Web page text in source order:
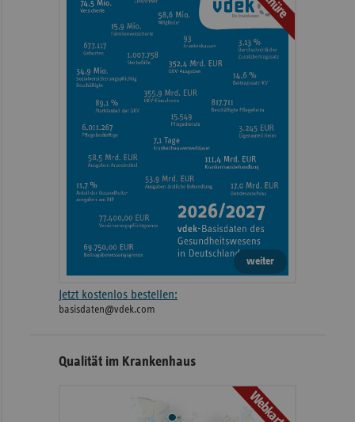
weiter
Jetzt kostenlos bestellen:
basisdaten@vdek.com
Qualität im Krankenhaus
Webkarte